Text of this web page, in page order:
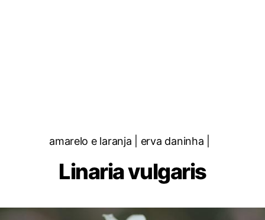
Categorias
amarelo e laranja | erva daninha |
Linaria vulgaris